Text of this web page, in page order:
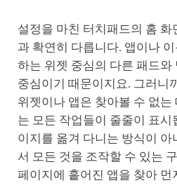
설정을 마친 터치패드의 홈
과 확연히 다릅니다. 앱이나
하는 위젯 중심의 다른 패드와
중심이기 때문이지요. 그러니
위젯이나 앱은 찾아볼 수 없는
는 모든 작업들이 줄줄이 표시
이지를 옮겨 다니는 방식이 아
서 모든 것을 조작할 수 있는
페이지에 흩어진 앱을 찾아 먼